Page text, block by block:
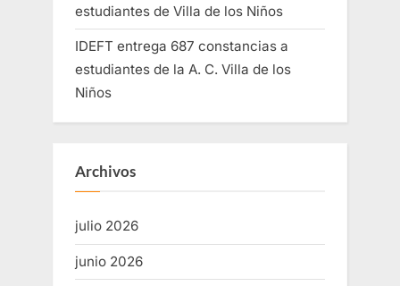
estudiantes de Villa de los Niños
IDEFT entrega 687 constancias a
estudiantes de la A. C. Villa de los
Niños
Archivos
julio 2026
junio 2026